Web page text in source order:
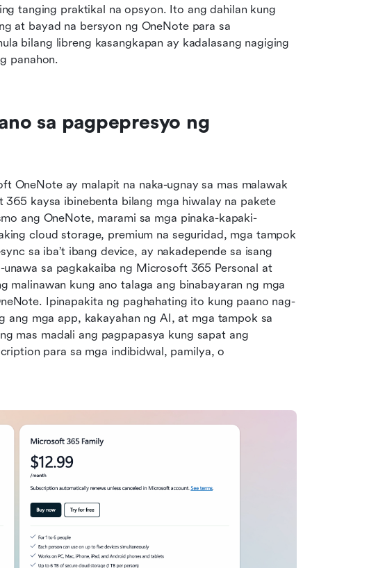
tanging praktikal na opsyon. Ito ang dahilan kung
at bayad na bersyon ng OneNote para sa
bilang libreng kasangkapan ay kadalasang nagiging
panahon.
sa pagpepresyo ng
OneNote ay malapit na naka-ugnay sa mas malawak
kaysa ibinebenta bilang mga hiwalay na pakete
ang OneNote, marami sa mga pinaka-kapaki-
cloud storage, premium na seguridad, mga tampok
sa iba’t ibang device, ay nakadepende sa isang
sa pagkakaiba ng Microsoft 365 Personal at
malinawan kung ano talaga ang binabayaran ng mga
Ipinapakita ng paghahating ito kung paano nag-
ang mga app, kakayahan ng AI, at mga tampok sa
mas madali ang pagpapasya kung sapat ang